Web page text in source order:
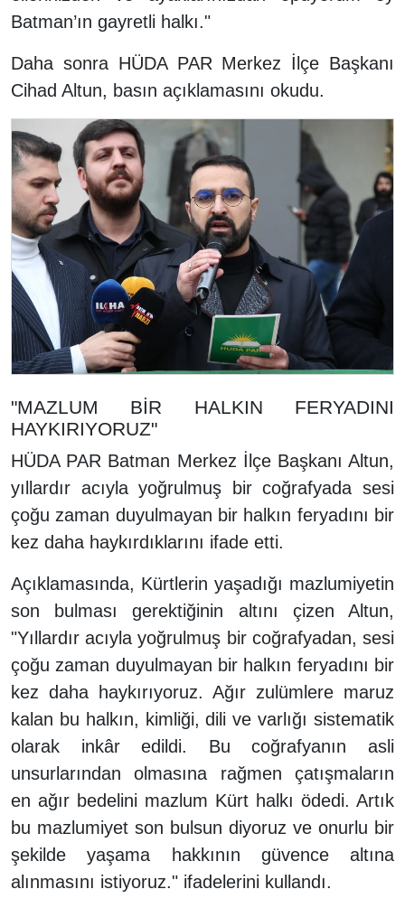
Batman’ın gayretli halkı."
Daha sonra HÜDA PAR Merkez İlçe Başkanı
Cihad Altun, basın açıklamasını okudu.
"MAZLUM BİR HALKIN FERYADINI
HAYKIRIYORUZ"
HÜDA PAR Batman Merkez İlçe Başkanı Altun,
yıllardır acıyla yoğrulmuş bir coğrafyada sesi
çoğu zaman duyulmayan bir halkın feryadını bir
kez daha haykırdıklarını ifade etti.
Açıklamasında, Kürtlerin yaşadığı mazlumiyetin
son bulması gerektiğinin altını çizen Altun,
"Yıllardır acıyla yoğrulmuş bir coğrafyadan, sesi
çoğu zaman duyulmayan bir halkın feryadını bir
kez daha haykırıyoruz. Ağır zulümlere maruz
kalan bu halkın, kimliği, dili ve varlığı sistematik
olarak inkâr edildi. Bu coğrafyanın asli
unsurlarından olmasına rağmen çatışmaların
en ağır bedelini mazlum Kürt halkı ödedi. Artık
bu mazlumiyet son bulsun diyoruz ve onurlu bir
şekilde yaşama hakkının güvence altına
alınmasını istiyoruz." ifadelerini kullandı.